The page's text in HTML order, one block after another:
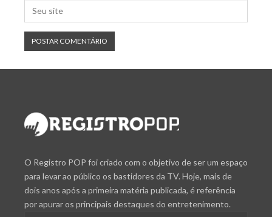
O Registro POP foi criado com o objetivo de ser um espaço
para levar ao público os bastidores da TV. Hoje, mais de
dois anos após a primeira matéria publicada, é referência
por apurar os principais destaques do entretenimento.